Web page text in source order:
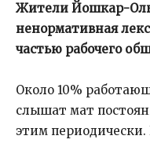
Жители Йошкар-
ненормативная
частью рабочего
Около 10%
слышат мат
этим